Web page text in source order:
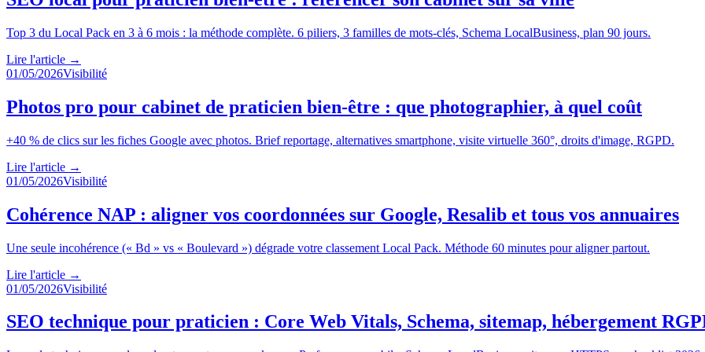
Top 3 du Local Pack en 3 à 6 mois : la méthode complète. 6 piliers, 3 familles de mots-clés, Schema LocalBusiness, plan 90 jours.
Lire l'article →
01/05/2026Visibilité
Photos pro pour cabinet de praticien bien-être : que photographier, à quel coût
+40 % de clics sur les fiches Google avec photos. Brief reportage, alternatives smartphone, visite virtuelle 360°, droits d'image, RGPD.
Lire l'article →
01/05/2026Visibilité
Cohérence NAP : aligner vos coordonnées sur Google, Resalib et tous vos annuaires
Une seule incohérence (« Bd » vs « Boulevard ») dégrade votre classement Local Pack. Méthode 60 minutes pour aligner partout.
Lire l'article →
01/05/2026Visibilité
SEO technique pour praticien : Core Web Vitals, Schema, sitemap, hébergement